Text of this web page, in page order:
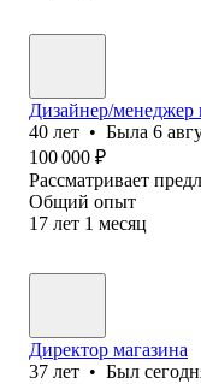
Дизайнер/
40 лет • Была 6
100 000 ₽
Рассматривает
Общий опыт
17 лет 1 месяц
Директор магазина
37 лет • Был